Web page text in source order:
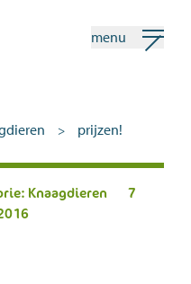
menu
> prijzen!
Knaagdieren
7